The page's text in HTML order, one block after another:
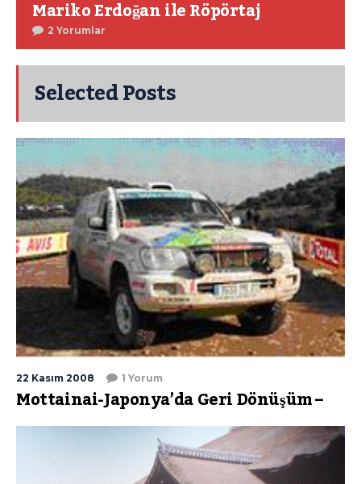
Mariko Erdoğan ile Röpörtaj
2 Yorumlar
Selected Posts
22 Kasım 2008 1 Yorum
Mottainai-Japonya’da Geri Dönüşüm –